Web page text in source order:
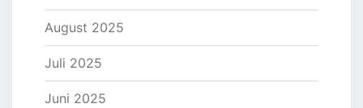
August 2025
Juli 2025
Juni 2025